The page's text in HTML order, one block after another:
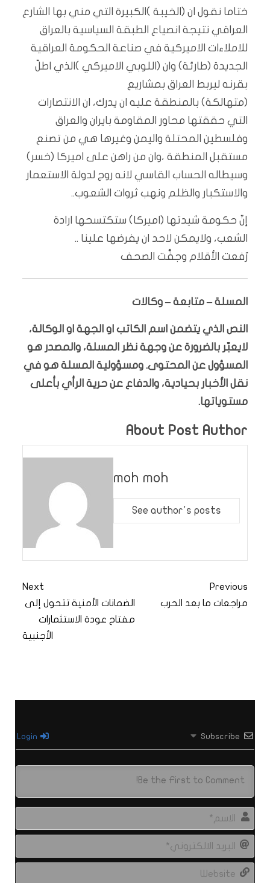
ختاما نقول ان (الخيبة )الكبيرة التي مني بها الشارع
العراقي نتيجة انصياع الطبقة السياسية بالعراق
للاملاءات الاميركية في صناعة الحكومة العراقية
الجديدة (طارئة) وان (اللوبي الاميركي )الذي اطلّ
بقرنه ليربط العراق بمشاريع
(متهالكة) بالمنطقة عليه ان يدرك، ان الانتصارات
التي حققتها محاور المقاومة بايران والعراق
وفلسطين المحتلة واليمن وغيرها هي من تصنع
مستقبل المنطقة ،وان من راهن على اميركا (خسر)
وسيطاله الحساب القاسي لانه روج لدولة الاستعمار
والاستكبار والظلم ونهب ثروات الشعوب..
إنّ حكومة شيدتها (اميركا) ستكتسحها ارادة
الشعب، ولايمكن لاحد ان يفرضها علينا ..
رُفعت الأقلام وجفَّت الصحف
المسلة – متابعة – وكالات
النص الذي يتضمن اسم الكاتب او الجهة او الوكالة،
لايعبّر بالضرورة عن وجهة نظر المسلة، والمصدر هو
المسؤول عن المحتوى. ومسؤولية المسلة هو في
نقل الأخبار بحيادية، والدفاع عن حرية الرأي بأعلى
مستوياتها.
About Post Author
moh moh
See author's posts
Previous
مراجعات ما بعد الحرب
Next
الضمانات الأمنية تتحول إلى
مفتاح عودة الاستثمارات
الأجنبية
Subscribe